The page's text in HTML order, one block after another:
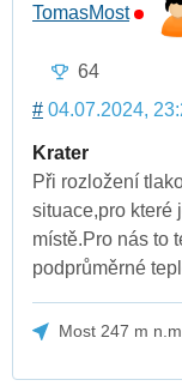
TomasMost
64
# 04.07.2024,
Krater
Při rozložení
situace,pro které
místě.Pro nás to
podprůměrné
Most 247 m n.m.